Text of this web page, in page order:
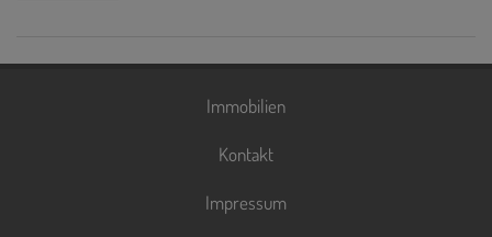
Immobilien
Kontakt
Impressum